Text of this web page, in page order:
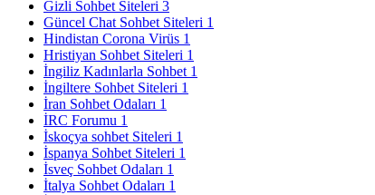
Gizli Sohbet Siteleri 3
Güncel Chat Sohbet Siteleri 1
Hindistan Corona Virüs 1
Hristiyan Sohbet Siteleri 1
İngiliz Kadınlarla Sohbet 1
İngiltere Sohbet Siteleri 1
İran Sohbet Odaları 1
İRC Forumu 1
İskoçya sohbet Siteleri 1
İspanya Sohbet Siteleri 1
İsveç Sohbet Odaları 1
İtalya Sohbet Odaları 1